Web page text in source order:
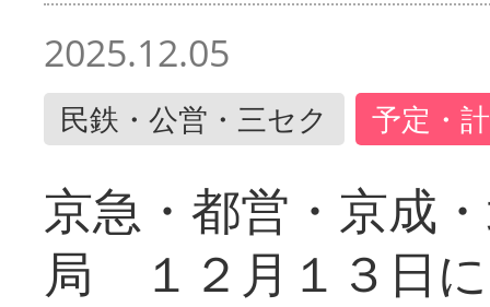
2025.12.05
民鉄・公営・三セク 予定・
京急・都営・京成
局 １２月１３日